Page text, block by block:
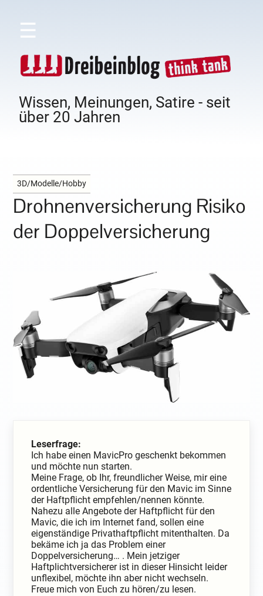
☰
Wissen, Meinungen, Satire - seit
über 20 Jahren
3D/Modelle/Hobby
Drohnenversicherung Risiko
der Doppelversicherung
Leserfrage:
Ich habe einen MavicPro geschenkt bekommen
und möchte nun starten.
Meine Frage, ob Ihr, freundlicher Weise, mir eine
ordentliche Versicherung für den Mavic im Sinne
der Haftpflicht empfehlen/nennen könnte.
Nahezu alle Angebote der Haftpflicht für den
Mavic, die ich im Internet fand, sollen eine
eigenständige Privathaftpflicht mitenthalten. Da
bekäme ich ja das Problem einer
Doppelversicherung… . Mein jetziger
Haftplichtversicherer ist in dieser Hinsicht leider
unflexibel, möchte ihn aber nicht wechseln.
Freue mich von Euch zu hören/zu lesen.